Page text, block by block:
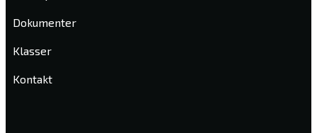
Dokumenter
Klasser
Kontakt